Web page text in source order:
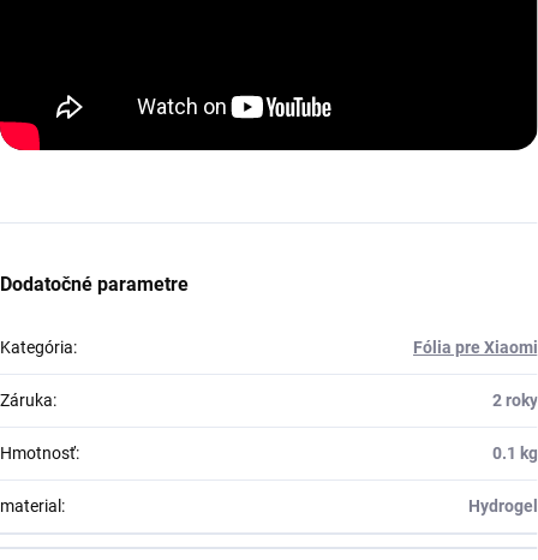
Dodatočné parametre
Kategória: Fólia pre Xiaomi
Záruka: 2 roky
Hmotnosť: 0.1 kg
material : Hydrogel